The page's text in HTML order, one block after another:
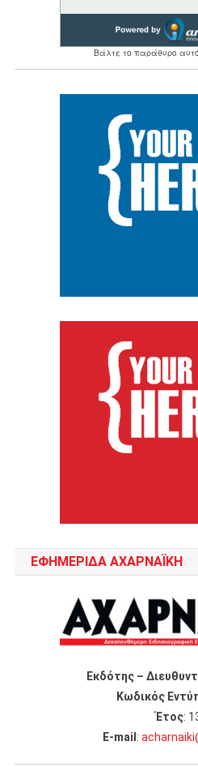
ΕΦΗΜΕΡΙΔΑ ΑΧΑΡΝΑΪΚΗ
Εκδότης –
Κωδικός
Έτος:
Ε-mail :